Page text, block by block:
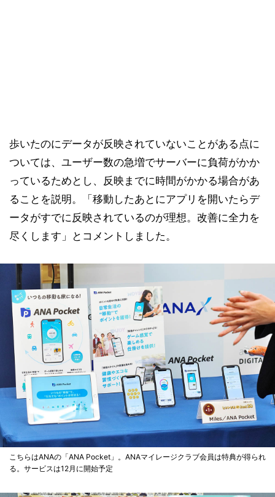
歩いたのにデータが反映されていないことがある点に
ついては、ユーザー数の急増でサーバーに負荷がかか
っているためとし、反映までに時間がかかる場合があ
ることを説明。「移動したあとにアプリを開いたらデ
ータがすでに反映されているのが理想。改善に全力を
尽くします」とコメントしました。
こちらはANAの「ANA Pocket」。ANAマイレージクラブ会員は特典が得られ
る。サービスは12月に開始予定